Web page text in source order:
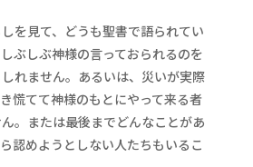
を見て、どうも聖書で語られてい
ぶしぶ神様の言っておられるのを
れません。あるいは、災いが実際
慌てて神様のもとにやって来る者
。または最後までどんなことがあ
認めようとしない人たちもいるこ